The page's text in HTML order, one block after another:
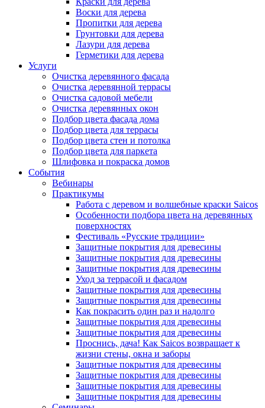
Воски для дерева
Пропитки для дерева
Грунтовки для дерева
Лазури для дерева
Герметики для дерева
Услуги
Очистка деревянного фасада
Очистка деревянной террасы
Очистка садовой мебели
Очистка деревянных окон
Подбор цвета фасада дома
Подбор цвета для террасы
Подбор цвета стен и потолка
Подбор цвета для паркета
Шлифовка и покраска домов
События
Вебинары
Практикумы
Работа с деревом и волшебные краски Saicos
Особенности подбора цвета на деревянных
поверхностях
Фестиваль «Русские традиции»
Защитные покрытия для древесины
Защитные покрытия для древесины
Защитные покрытия для древесины
Уход за террасой и фасадом
Защитные покрытия для древесины
Защитные покрытия для древесины
Как покрасить один раз и надолго
Защитные покрытия для древесины
Защитные покрытия для древесины
Проснись, дача! Как Saicos возвращает к
жизни стены, окна и заборы
Защитные покрытия для древесины
Защитные покрытия для древесины
Защитные покрытия для древесины
Защитные покрытия для древесины